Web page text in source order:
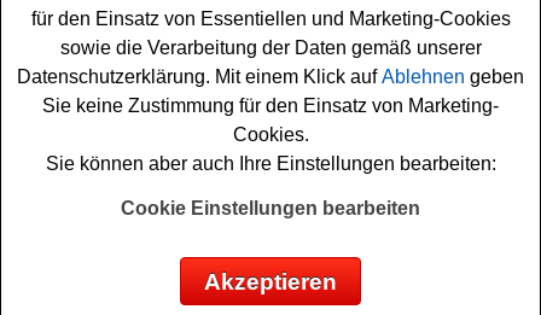
Balkon- und Geranien- Erde sowie fünf Gutscheine für
den Mein schöner Garten Online-Shop im Wert von je 50
Euro auf glückliche Gewinner.
Falls Sie an dem Haus.de Gewinnspiel kostenlos
teilnehmen möchten, müssen Sie die Umfrage
Gewinnchance sichern. Vielleicht haben Sie ja Glück?
für den Einsatz von Essentiellen und Marketing-Cookies
sowie die Verarbeitung der Daten gemäß unserer
Datenschutzerklärung. Mit einem Klick aufAblehnen geben
Sie keine Zustimmung für den Einsatz von Marketing-
Cookies.
Sie können aber auch Ihre Einstellungen bearbeiten:
Cookie Einstellungen bearbeiten
Akzeptieren